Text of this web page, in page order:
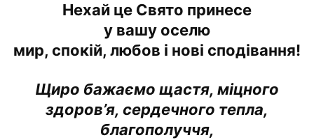
Нехай це Свято принесе
у вашу оселю
мир, спокій, любов і нові сподівання!
Щиро бажаємо щастя, міцного
здоров’я, сердечного тепла,
благополуччя,